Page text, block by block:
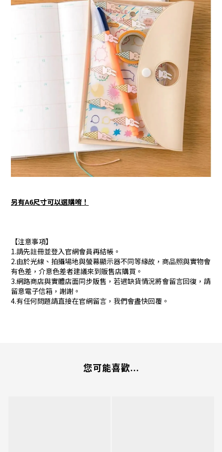
另有A6尺寸可以選購唷！
【注意事項】
1.請先註冊並登入官網會員再結帳。
2.由於光線、拍攝場地與螢幕顯示器不同等緣故，商品照與實物會
有色差，介意色差者建議來到販售店購買。
3.網路商店與實體店面同步販售，若遇缺貨情況將會留言回復，請
留意電子信箱，謝謝。
4.有任何問題請直接在官網留言，我們會盡快回覆。
您可能喜歡...